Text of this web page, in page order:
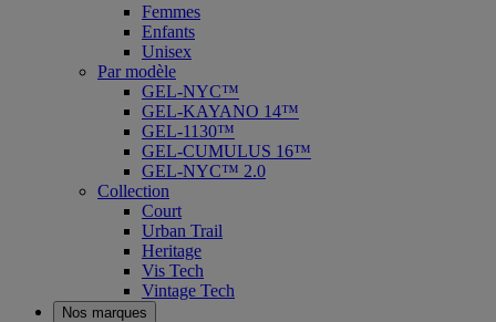
Femmes
Enfants
Unisex
Par modèle
GEL-NYC™
GEL-KAYANO 14™
GEL-1130™
GEL-CUMULUS 16™
GEL-NYC™ 2.0
Collection
Court
Urban Trail
Heritage
Vis Tech
Vintage Tech
Nos marques